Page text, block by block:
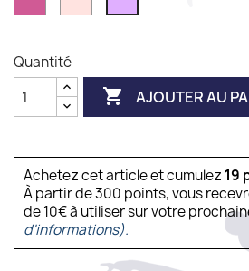
pink
Bloch
Quantité
 AJOUTER AU
Achetez cet article et cumulez 19
À partir de 300 points, vous
de 10€ à utiliser sur votre
d'informations).